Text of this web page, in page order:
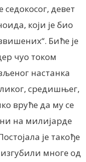
седокосог, девет
који је био
Биће је
чуо током
настанка
средишњег,
вруће да му се
на милијарде
је такође
многе од